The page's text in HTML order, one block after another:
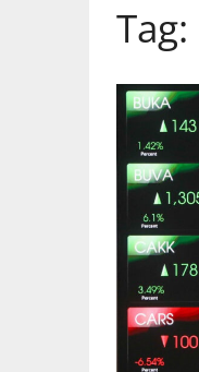
Tag: